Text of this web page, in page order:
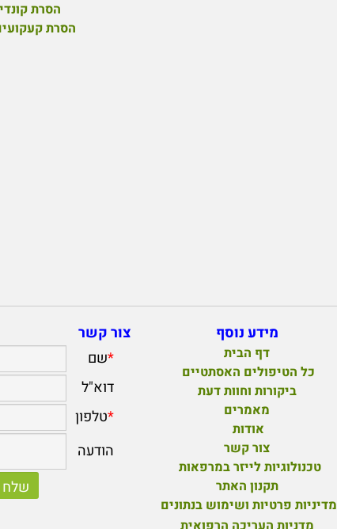
הסרת
הסרת
מידע נוסף
דף הבית
כל הטיפולים האסתטיים
ביקורות וחוות דעת
מאמרים
אודות
צור קשר
טכנולוגיות לייזר במרפאות
תקנון האתר
מדיניות פרטיות ושימוש בנתונים
צור קשר